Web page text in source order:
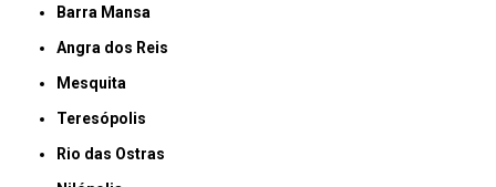
Barra Mansa
Angra dos Reis
Mesquita
Teresópolis
Rio das Ostras